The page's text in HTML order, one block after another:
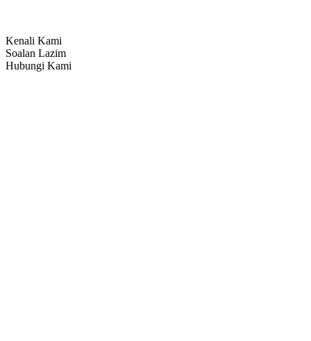
Kenali Kami
Soalan Lazim
Hubungi Kami